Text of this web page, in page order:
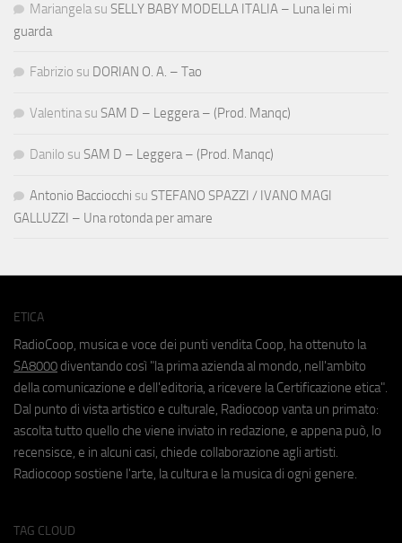
Mariangela su SELLY BABY MODELLA ITALIA – Luna lei mi
guarda
Fabrizio su DORIAN O. A. – Tao
Valentina su SAM D – Leggera – (Prod. Manqc)
Danilo su SAM D – Leggera – (Prod. Manqc)
Antonio Bacciocchi su STEFANO SPAZZI / IVANO MAGI
GALLUZZI – Una rotonda per amare
ETICA
RadioCoop, musica e voce dei punti vendita Coop, ha ottenuto la
SA8000 diventando così "la prima azienda al mondo, nell'ambito
della comunicazione e dell'editoria, a ricevere la Certificazione etica".
Dal punto di vista artistico e culturale, Radiocoop vanta un primato:
ascolta tutto quello che viene inviato in redazione, e appena può, lo
recensisce, e in alcuni casi, chiede collaborazione agli artisti.
Radiocoop sostiene l'arte, la cultura e la musica di ogni genere.
TAG CLOUD